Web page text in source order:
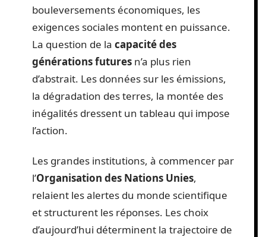
bouleversements économiques, les
exigences sociales montent en puissance.
La question de la capacité des
générations futures n’a plus rien
d’abstrait. Les données sur les émissions,
la dégradation des terres, la montée des
inégalités dressent un tableau qui impose
l’action.
Les grandes institutions, à commencer par
l’Organisation des Nations Unies,
relaient les alertes du monde scientifique
et structurent les réponses. Les choix
d’aujourd’hui déterminent la trajectoire de